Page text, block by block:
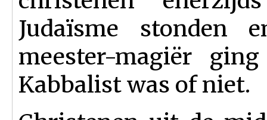
Judaïsme stonden
meester-magiër
Kabbalist was of niet.